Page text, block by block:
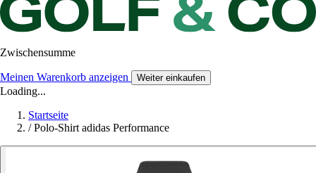
Zwischensumme
Meinen Warenkorb anzeigen Weiter einkaufen
Loading...
Startseite
/ Polo-Shirt adidas Performance